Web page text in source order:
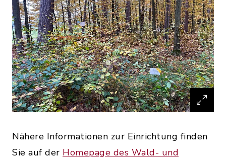
Nähere Informationen zur Einrichtung finden
Sie auf der Homepage des Wald- und